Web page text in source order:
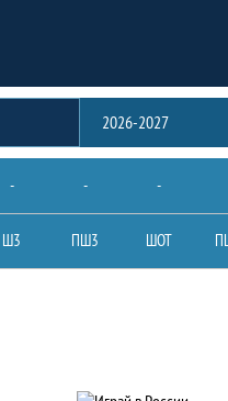
2026-2027
- - -
Ш3 ПШ3 ШОТ